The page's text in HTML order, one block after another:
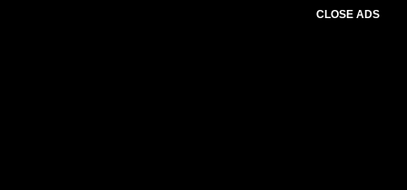
CLOSE ADS